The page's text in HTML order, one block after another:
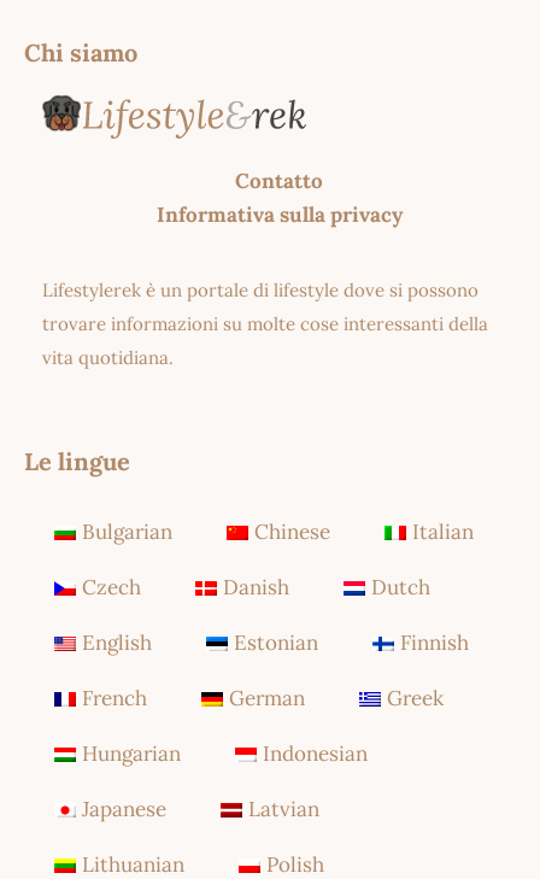
Chi siamo
Contatto
Informativa sulla privacy
Lifestylerek è un portale di lifestyle dove si possono
trovare informazioni su molte cose interessanti della
vita quotidiana.
Le lingue
Bulgarian Chinese Italian
Czech Danish Dutch
English Estonian Finnish
French German Greek
Hungarian Indonesian
Japanese Latvian
Lithuanian Polish